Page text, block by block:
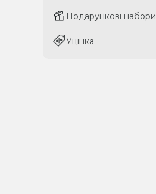
Подарункові набори
Уцінка
Подарункові набори
Уцінка